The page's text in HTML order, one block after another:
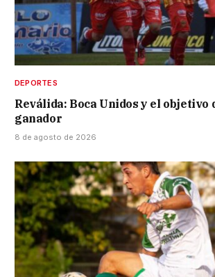
DEPORTES
Reválida: Boca Unidos y el objetivo
ganador
8 de agosto de 2026